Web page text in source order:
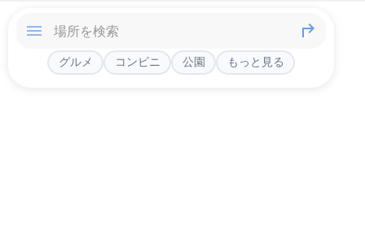
グルメ コンビニ 公園 もっと見る